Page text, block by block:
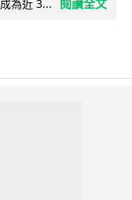
為近 3... 閱讀全文